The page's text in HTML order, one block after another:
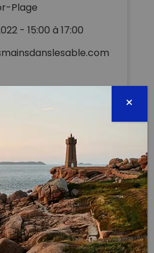
Plage
- 15:00 à 17:00
Sable
nécessaires à votre
internet :